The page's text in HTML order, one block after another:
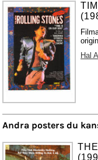
Hal
Andra posters du